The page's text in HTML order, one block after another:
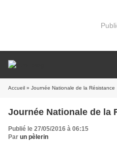
Accueil » Journée Nationale de la Résistance
Journée Nationale de la
Publié le 27/05/2016 à 06:15
Par un pèlerin